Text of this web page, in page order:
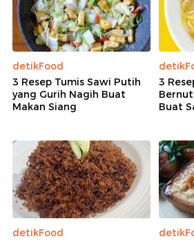
detikFood
3 Resep Tumis Sawi Putih
yang Gurih Nagih Buat
Makan Siang
3
Buat
detikFood